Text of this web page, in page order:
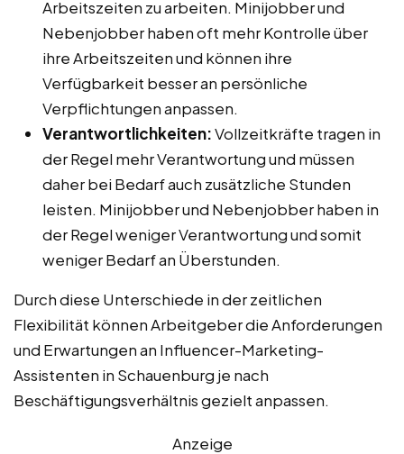
Arbeitszeiten zu arbeiten. Minijobber und
Nebenjobber haben oft mehr Kontrolle über
ihre Arbeitszeiten und können ihre
Verfügbarkeit besser an persönliche
Verpflichtungen anpassen.
Verantwortlichkeiten:Vollzeitkräfte tragen in
der Regel mehr Verantwortung und müssen
daher bei Bedarf auch zusätzliche Stunden
leisten. Minijobber und Nebenjobber haben in
der Regel weniger Verantwortung und somit
weniger Bedarf an Überstunden.
Durch diese Unterschiede in der zeitlichen
Flexibilität können Arbeitgeber die Anforderungen
und Erwartungen an Influencer-Marketing-
Assistenten in Schauenburg je nach
Beschäftigungsverhältnis gezielt anpassen.
Anzeige